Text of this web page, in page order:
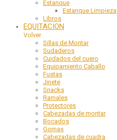
Estanque
Estanque Limpieza
Libros
EQUITACION
Volver
Sillas de Montar
Sudaderos
Cuidados del cuero
Equipamiento Caballo
Fustas
Jinete
Snacks
Ramales
Protectores
Cabezadas de montar
Bocados
Gomas
Cabezadas de cuadra